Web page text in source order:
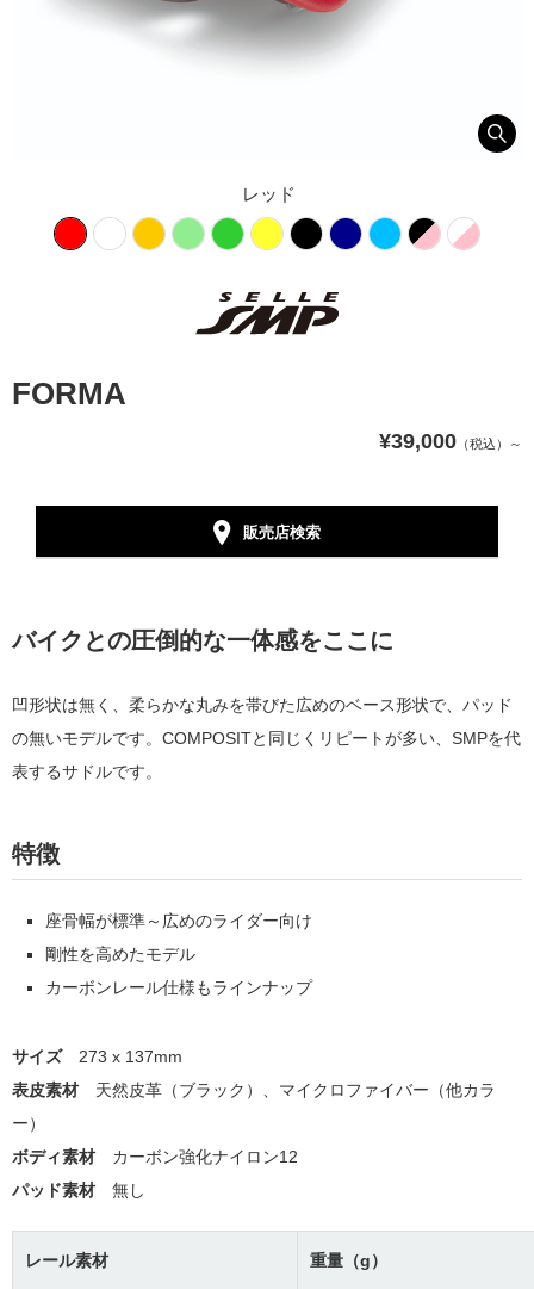
FORMA
¥39,000 （税込）～
レッド
販売店検索
バイクとの圧倒的な一体感をここに
凹形状は無く、柔らかな丸みを帯びた広めのベース形状で、パッド
の無いモデルです。COMPOSITと同じくリピートが多い、SMPを代
表するサドルです。
特徴
座骨幅が標準～広めのライダー向け
剛性を高めたモデル
カーボンレール仕様もラインナップ
サイズ273 x 137mm
表皮素材 天然皮革（ブラック）、マイクロファイバー（他カラ
ー）
ボディ素材 カーボン強化ナイロン12
パッド素材 無し
レール素材 重量（g）